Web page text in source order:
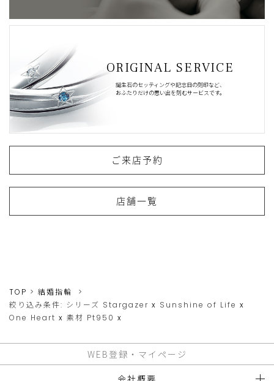
ORIGINAL SERVICE
誕生石のセッティングや記念日の刻印など、
おふたりだけの思い出を刻むサービスです。
ご来店予約
店舗一覧
TOP
結婚指輪
絞り込み条件: シリーズ Stargazer x Sunshine of Life x
One Heart x 素材 Pt950 x
WEB登録・マイページ